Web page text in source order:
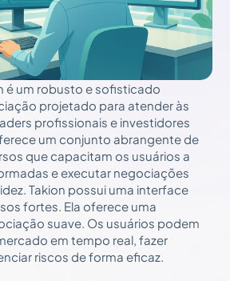
é um robusto e sofisticado
projetado para atender às
profissionais e investidores
um conjunto abrangente de
que capacitam os usuários a
e executar negociações
Takion possui uma interface
fortes. Ela oferece uma
suave. Os usuários podem
em tempo real, fazer
riscos de forma eficaz.